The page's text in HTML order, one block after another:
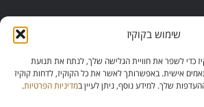
שימוש בקוקיז
כדי לשפר את חוויית הגלישה שלך, לנתח את תנועת
אישית. באפשרותך לאשר את כל הקוקיז, לדחות קוקיז
שלך. למידע נוסף, ניתן לעיין במדיניות הפרטיות.